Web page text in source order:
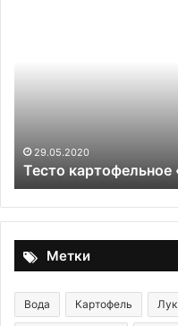
29.05.2020
Тесто картофельное
Метки
Вода Картофель